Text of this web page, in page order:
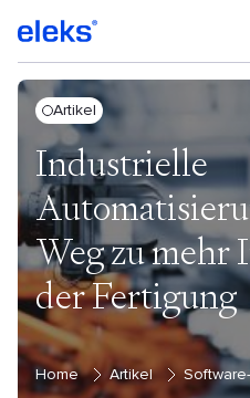
Artikel
Industrielle
Weg zu mehr
der Fertigung
Home Artikel